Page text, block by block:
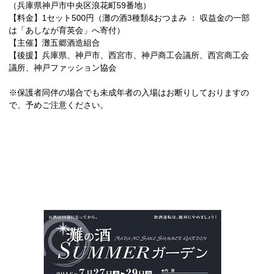
（兵庫県神戸市中央区浪花町59番地）
【料金】1セット500円（灘の酒3種類&おつまみ ： 収益金の一部
は「あしなが育英会」へ寄付）
【主催】灘五郷酒造組合
【後援】兵庫県、神戸市、西宮市、神戸商工会議所、西宮商工会
議所、神戸ファッション協会
※保護者同伴の場合でも未成年者の入場はお断りしておりますの
で、予めご注意ください。